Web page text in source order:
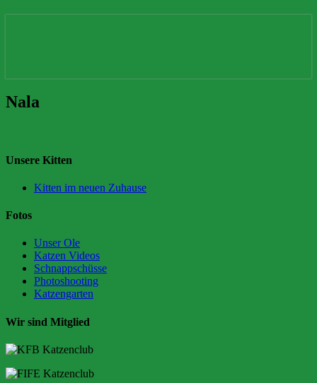
Nala
Nala
Unsere Kitten
Kitten im neuen Zuhause
Fotos
Unser Ole
Katzen Videos
Schnappschüsse
Photoshooting
Katzengarten
Wir sind Mitglied